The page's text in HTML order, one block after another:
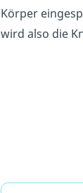
Körper
wird also die